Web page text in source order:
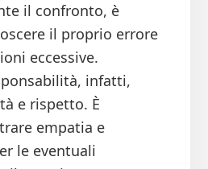
il confronto, è
il proprio errore
eccessive.
infatti,
e rispetto. È
empatia e
le eventuali